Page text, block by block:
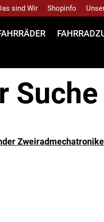
sind Wir Shopinfo
Suche